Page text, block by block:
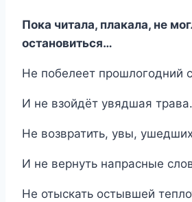
Пока читала, плакала, не
остановиться…
Не побелеет прошлогодний
И не взойдёт увядшая трава.
Не возвратить, увы,
И не вернуть напрасные
Не отыскать остывшей